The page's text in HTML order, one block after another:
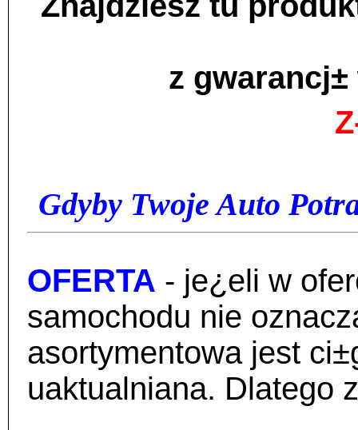
z
Gdyby Twoje Auto
OFERTA - je¿eli w
samochodu nie
asortymentowa jest
uaktualniana. Dlatego